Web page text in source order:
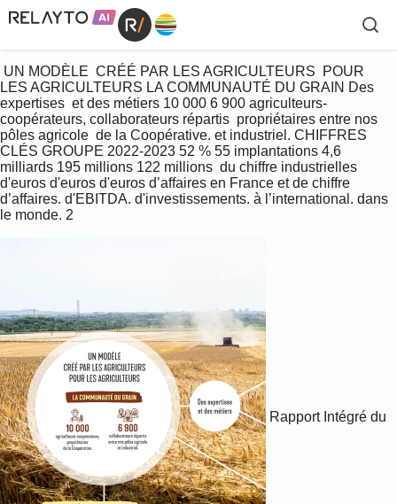
LES AGRICULTEURS LA COMMUNAUTÉ DU GRAIN Des
expertises  et des métiers 10 000 6 900 agriculteurs-
coopérateurs, collaborateurs répartis  propriétaires entre nos
pôles agricole  de la Coopérative. et industriel. CHIFFRES
CLÉS GROUPE 2022-2023 52 % 55 implantations 4,6
milliards 195 millions 122 millions  du chiffre industrielles
d'euros d'euros d'euros d’affaires en France et de chiffre
d’affaires. d'EBITDA. d'investissements. à l’international. dans
le monde. 2
Rapport Intégré du